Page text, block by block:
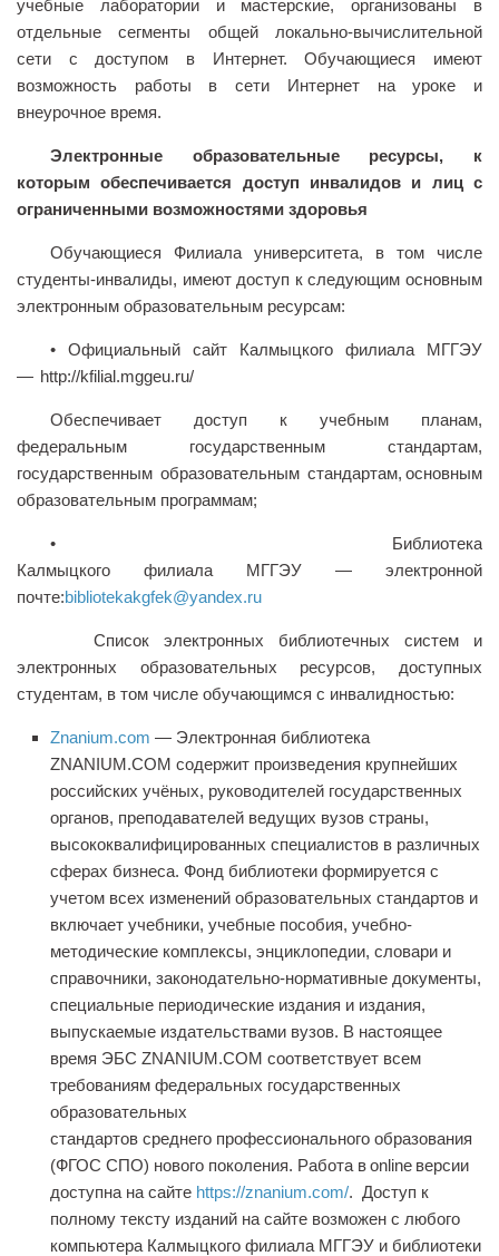
учебные лаборатории и мастерские, организованы в
отдельные сегменты общей локально-вычислительной
сети с доступом в Интернет. Обучающиеся имеют
возможность работы в сети Интернет на уроке и
внеурочное время.
Электронные образовательные ресурсы, к
которым обеспечивается доступ инвалидов и лиц с
ограниченными возможностями здоровья
Обучающиеся Филиала университета, в том числе
студенты-инвалиды, имеют доступ к следующим основным
электронным образовательным ресурсам:
• Официальный сайт Калмыцкого филиала МГГЭУ
— http://kfilial.mggeu.ru/
Обеспечивает доступ к учебным планам,
федеральным государственным стандартам,
государственным образовательным стандартам, основным
образовательным программам;
• Библиотека
Калмыцкого филиала МГГЭУ — электронной
почте:bibliotekakgfek@yandex.ru
Список электронных библиотечных систем и
электронных образовательных ресурсов, доступных
студентам, в том числе обучающимся с инвалидностью:
Znanium.com — Электронная библиотека
ZNANIUM.COM содержит произведения крупнейших
российских учёных, руководителей государственных
органов, преподавателей ведущих вузов страны,
высококвалифицированных специалистов в различных
сферах бизнеса. Фонд библиотеки формируется с
учетом всех изменений образовательных стандартов и
включает учебники, учебные пособия, учебно-
методические комплексы, энциклопедии, словари и
справочники, законодательно-нормативные документы,
специальные периодические издания и издания,
выпускаемые издательствами вузов. В настоящее
время ЭБС ZNANIUM.COM соответствует всем
требованиям федеральных государственных
образовательных
стандартов среднего профессионального образования
(ФГОС СПО) нового поколения. Работа в online версии
доступна на сайте https://znanium.com/. Доступ к
полному тексту изданий на сайте возможен с любого
компьютера Калмыцкого филиала МГГЭУ и библиотеки